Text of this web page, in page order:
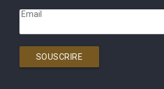
Email
SOUSCRIRE